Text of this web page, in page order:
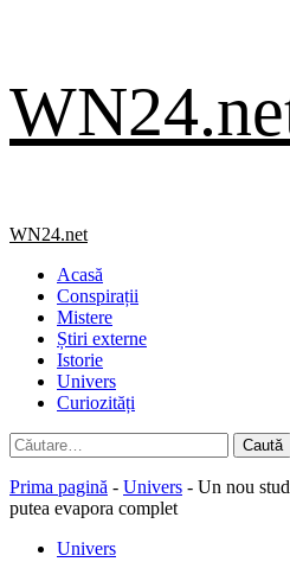
to
content
Primary
WN24.net
Acasă
Conspirații
Mistere
Știri externe
Istorie
Univers
Curiozități
Caută
după:
Prima pagină - Univers - Un nou
putea evapora complet
Univers